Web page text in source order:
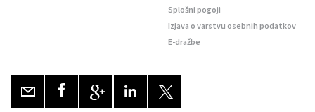
Splošni pogoji
Izjava o varstvu osebnih podatkov
E-dražbe